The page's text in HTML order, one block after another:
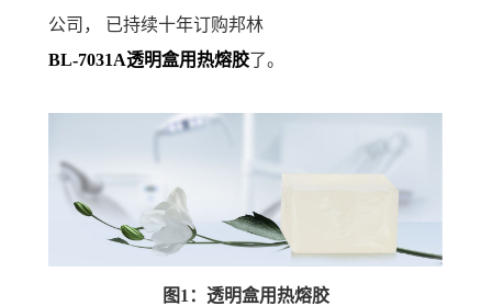
公司，
已持续十年订购邦林
BL-7031A透明盒用热熔胶了。
图1：透明盒用热熔胶